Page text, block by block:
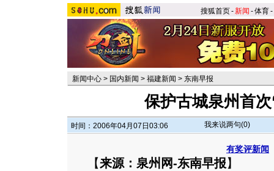
搜狐首页-新闻 -体育-
新闻中心 > 国内新闻 > 福建新闻 > 东南早报
保护古城泉州首
时间：2006年04月07日03:06 我来说两句(0)
有奖评新闻
【来源：泉州网-东南早报】